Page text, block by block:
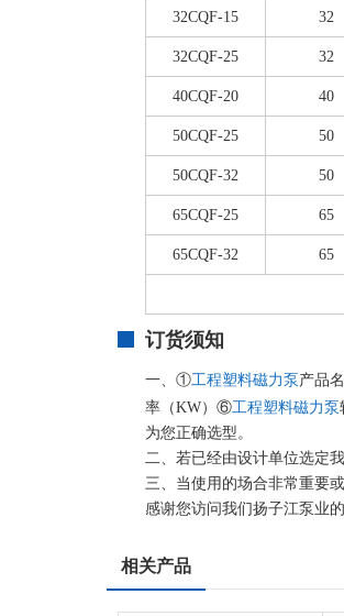
32CQF-15 32
32CQF-25 32
40CQF-20 40
50CQF-25 50
50CQF-32 50
65CQF-25 65
65CQF-32 65
订货须知
一、①工程塑料磁力泵 产品
率（KW）⑥工程塑料磁力泵
为您正确选型。
二、若已经由设计单位选定
三、当使用的场合非常重要
感谢您访问我们扬子江泵业
相关产品